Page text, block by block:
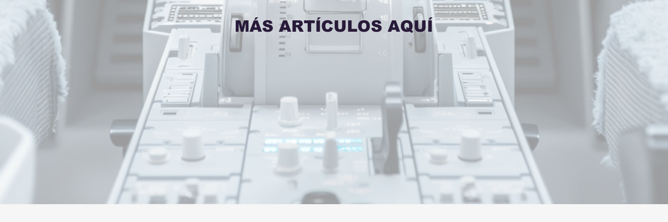
academia de vuelo, debería comprender. En este
artículo exploraremos en profun
MÁS ARTÍCULOS AQUÍ